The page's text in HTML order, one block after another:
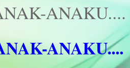
ANAKU....
ANAKU....